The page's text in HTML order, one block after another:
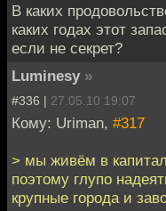
В каких
каких годах этот
если не секрет?
Luminesy »
#336 | 27.05.10 19:07
Кому: Uriman, #317
> мы живём в
поэтому глупо
крупные города и